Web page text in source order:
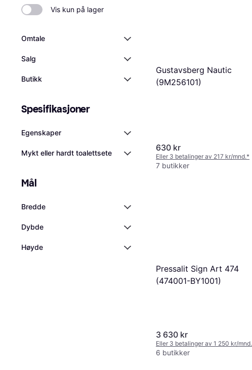
Vis kun på lager
Omtale
Salg
Butikk
Spesifikasjoner
Egenskaper
Mykt eller hardt toalettsete
Mål
Bredde
Dybde
Høyde
Gustavsberg Nautic
(9M256101)
630 kr
Eller 3 betalinger av 217 kr/mnd.*
7 butikker
Pressalit Sign Art 474
(474001-BY1001)
3 630 kr
Eller 3 betalinger av 1 250 kr/mnd.
6 butikker